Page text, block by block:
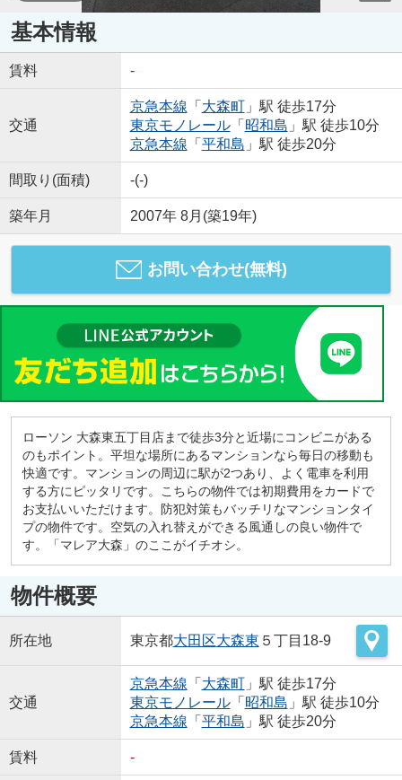
基本情報
賃料 -
交通
京急本線 「 大森町」駅 徒歩17分
東京モノレール「 昭和島 」駅 徒歩10分
京急本線 「 平和島 」駅 徒歩20分
間取り(面積) -(-)
築年月 2007年 8月(築19年)
お問い合わせ(無料)
ローソン 大森東五丁目店まで徒歩3分と近場にコンビニがある
のもポイント。平坦な場所にあるマンションなら毎日の移動も
快適です。マンションの周辺に駅が2つあり、よく電車を利用
する方にピッタリです。こちらの物件では初期費用をカードで
お支払いいただけます。防犯対策もバッチリなマンションタイ
プの物件です。空気の入れ替えができる風通しの良い物件で
す。「マレア大森」のここがイチオシ。
物件概要
所在地 東京都大田区大森東 ５丁目18-9
交通
京急本線 「 大森町」駅 徒歩17分
東京モノレール「 昭和島 」駅 徒歩10分
京急本線 「 平和島 」駅 徒歩20分
賃料 -